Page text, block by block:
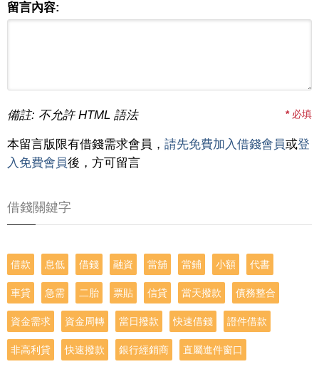
留言內容:
備註: 不允許 HTML 語法 *必填
本留言版限有借錢需求會員， 請先免費加入借錢會員或登
入免費會員後，方可留言
借錢關鍵字
借款 息低 借錢 融資 當舖 當鋪 小額 代書
車貸 急需 二胎 票貼 信貸 當天撥款 債務整合
資金需求 資金周轉 當日撥款 快速借錢 證件借款
非高利貸 快速撥款 銀行經銷商 直屬進件窗口